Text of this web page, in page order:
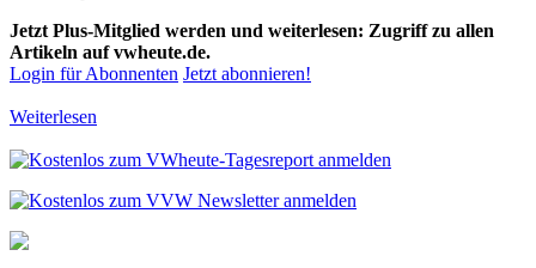
Jetzt Plus-Mitglied werden und weiterlesen: Zugriff zu allen
Artikeln auf vwheute.de.
Login für Abonnenten Jetzt abonnieren!
Weiterlesen